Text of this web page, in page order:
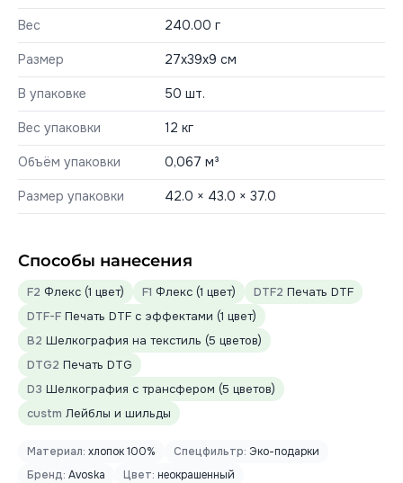
Вес 240.00 г
Размер 27x39x9 см
В упаковке 50 шт.
Вес упаковки 12 кг
Объём упаковки 0,067 м³
Размер упаковки 42.0 × 43.0 × 37.0
Способы нанесения
F2 Флекс (1 цвет) F1 Флекс (1 цвет) DTF2 Печать DTF
DTF-F Печать DTF с эффектами (1 цвет)
B2 Шелкография на текстиль (5 цветов)
DTG2 Печать DTG
D3 Шелкография с трансфером (5 цветов)
custm Лейблы и шильды
Материал: хлопок 100% Спецфильтр: Эко-подарки
Бренд: Avoska Цвет: неокрашенный